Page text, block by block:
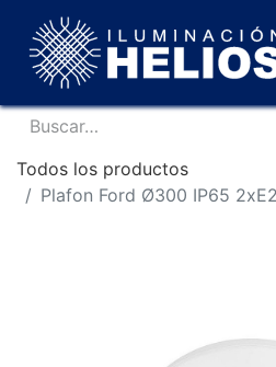
Todos los productos
Plafon Ford Ø300 IP65